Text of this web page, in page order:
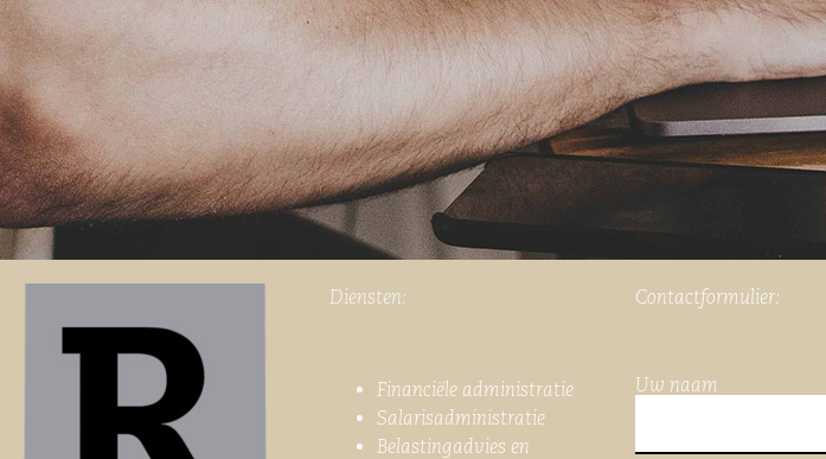
Diensten:
Financiële administratie
Salarisadministratie
Belastingadvies en
Contactformulier:
Uw naam